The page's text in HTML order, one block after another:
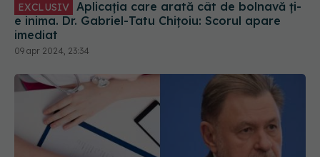
EXCLUSIV
e inima. Dr. Gabriel-Tatu Chițoiu: Scorul apare
imediat
09 apr 2024, 23:34